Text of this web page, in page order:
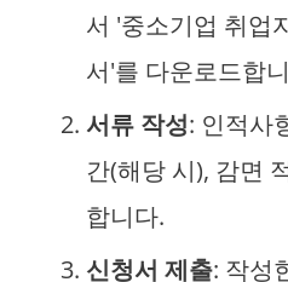
서 '중소기업 취업
서'를 다운로드합
서류 작성: 인적사
간(해당 시), 감면
합니다.
신청서 제출: 작성